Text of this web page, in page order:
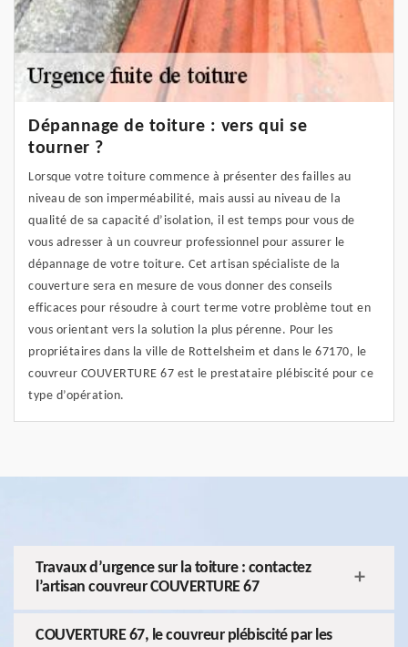
Dépannage de toiture : vers qui se
tourner ?
Lorsque votre toiture commence à présenter des failles au
niveau de son imperméabilité, mais aussi au niveau de la
qualité de sa capacité d’isolation, il est temps pour vous de
vous adresser à un couvreur professionnel pour assurer le
dépannage de votre toiture. Cet artisan spécialiste de la
couverture sera en mesure de vous donner des conseils
efficaces pour résoudre à court terme votre problème tout en
vous orientant vers la solution la plus pérenne. Pour les
propriétaires dans la ville de Rottelsheim et dans le 67170, le
couvreur COUVERTURE 67 est le prestataire plébiscité pour ce
type d’opération.
Travaux d’urgence sur la toiture : contactez
l’artisan couvreur COUVERTURE 67
COUVERTURE 67, le couvreur plébiscité par les